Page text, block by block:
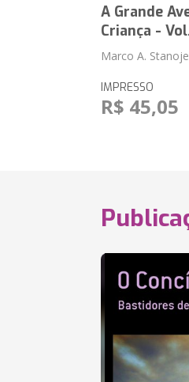
A Grande
Criança -
Marco A.
IMPRESSO
R$ 45,05